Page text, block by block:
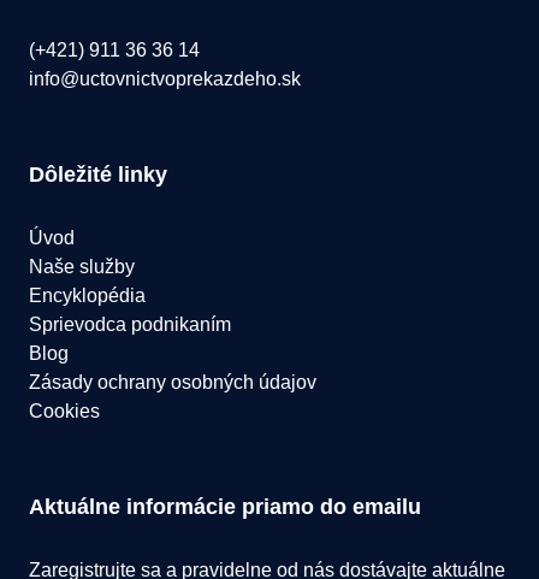
(+421) 911 36 36 14
info@uctovnictvoprekazdeho.sk
Dôležité linky
Úvod
Naše služby
Encyklopédia
Sprievodca podnikaním
Blog
Zásady ochrany osobných údajov
Cookies
Aktuálne informácie priamo do emailu
Zaregistrujte sa a pravidelne od nás dostávajte aktuálne